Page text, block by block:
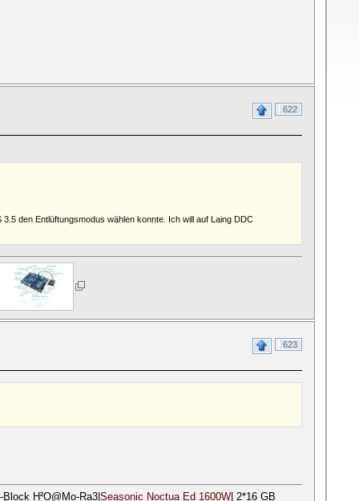
622
den Entlüftungsmodus wählen konnte. Ich will auf Laing DDC
623
H²O@Mo-Ra3|Seasonic Noctua Ed 1600W | 2*16 GB